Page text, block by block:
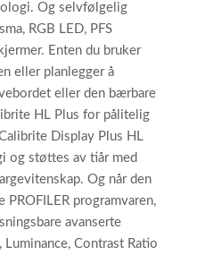
Og selvfølgelig
RGB LED, PFS
Enten du bruker
eller planlegger å
eller den bærbare
HL Plus for pålitelig
Display Plus HL
og støttes av tiår med
Og når den
PROFILER programvaren,
avanserte
Contrast Ratio